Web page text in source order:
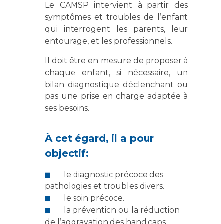
Le CAMSP intervient à partir des
symptômes et troubles de l’enfant
qui interrogent les parents, leur
entourage, et les professionnels.
Il doit être en mesure de proposer à
chaque enfant, si nécessaire, un
bilan diagnostique déclenchant ou
pas une prise en charge adaptée à
ses besoins.
À cet égard, il a pour
objectif:
pathologies et troubles divers.
le soin précoce.
de l’aggravation des handicaps